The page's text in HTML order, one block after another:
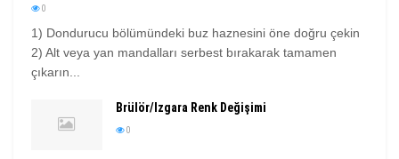
0
1) Dondurucu bölümündeki buz haznesini öne doğru çekin
2) Alt veya yan mandalları serbest bırakarak tamamen
çıkarın...
Brülör/Izgara Renk Değişimi
0